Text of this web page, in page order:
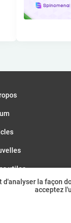
utiles
d'analyser la façon
acceptez